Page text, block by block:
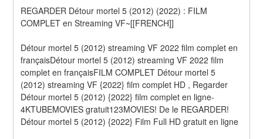
REGARDER Détour mortel 5 (2012) (2022) : FILM
COMPLET en Streaming VF~[[FRENCH]]
Détour mortel 5 (2012) streaming VF 2022 film complet en
françaisDétour mortel 5 (2012) streaming VF 2022 film
complet en françaisFILM COMPLET Détour mortel 5
(2012) streaming VF {2022} film complet HD , Regarder
Détour mortel 5 (2012) {2022} film complet en ligne-
4KTUBEMOVIES gratuit123MOVIES! De le REGARDER!
Détour mortel 5 (2012) {2022} Film Full HD gratuit en ligne